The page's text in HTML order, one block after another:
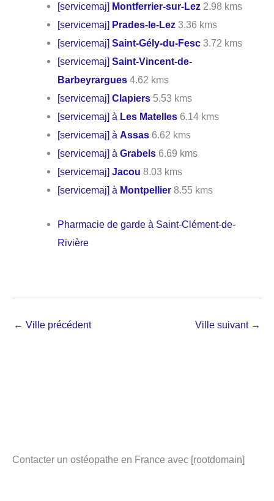
[servicemaj] Montferrier-sur-Lez 2.98 kms
[servicemaj] Prades-le-Lez 3.36 kms
[servicemaj]Saint-Gély-du-Fesc 3.72 kms
[servicemaj]Saint-Vincent-de-
Barbeyrargues 4.62 kms
[servicemaj]Clapiers 5.53 kms
[servicemaj] à Les Matelles 6.14 kms
[servicemaj] àAssas 6.62 kms
[servicemaj] àGrabels 6.69 kms
[servicemaj]Jacou 8.03 kms
[servicemaj] à Montpellier 8.55 kms
Pharmacie de garde à Saint-Clément-de-
Rivière
← Ville précédent Ville suivant →
Contacter un ostéopathe en France avec [rootdomain]